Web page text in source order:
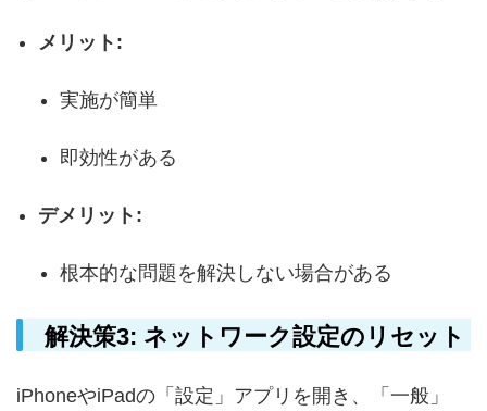
メリット:
実施が簡単
即効性がある
デメリット:
根本的な問題を解決しない場合がある
解決策3: ネットワーク設定のリセット
iPhoneやiPadの「設定」アプリを開き、「一般」